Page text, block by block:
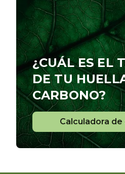
¿CUÁL ES EL
DE TU
CARBONO?
Calculadora